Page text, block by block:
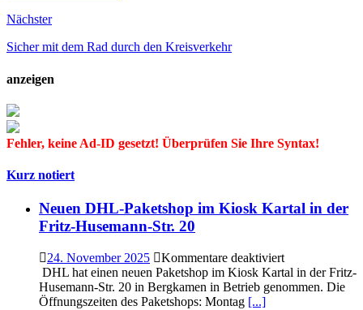
Nächster
Sicher mit dem Rad durch den Kreisverkehr
anzeigen
Fehler, keine Ad-ID gesetzt! Überprüfen Sie Ihre Syntax!
Kurz notiert
Neuen DHL-Paketshop im Kiosk Kartal in der
Fritz-Husemann-Str. 20
24. November 2025 Kommentare deaktiviertfür
Neuen
DHL-
DHL hat einen neuen Paketshop im Kiosk Kartal in der Fritz-
Husemann-Str. 20 in Bergkamen in Betrieb genommen. Die
Öffnungszeiten des Paketshops: Montag [...]